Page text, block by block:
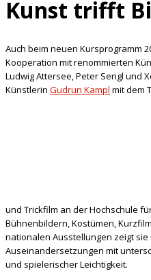
Kunst trifft
Auch beim neuen Kursprogramm
Kooperation mit renommierten
Ludwig Attersee, Peter Sengl und
Künstlerin Gudrun Kampl mit dem
und Trickfilm an der Hochschule
Bühnenbildern, Kostümen,
nationalen Ausstellungen zeigt
Auseinandersetzungen mit
und spielerischer Leichtigkeit.